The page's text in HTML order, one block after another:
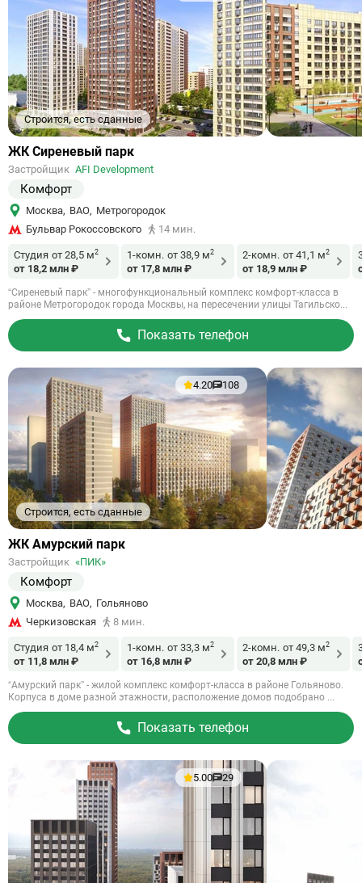
Строится, есть сданные
Ссылка
объект
ЖК Сиреневый парк
Застройщик AFI Development
Комфорт
Москва, ВАО, Метрогородок
Бульвар Рокоссовского
14 мин.
Студия от 28,5 м2
от 18,2 млн ₽
1-комн. от 38,9 м2
от 17,8 млн ₽
2-комн. от 41,1 м2
от 18,9 млн ₽
“Сиреневый парк” - многофункциональный комплекс комфорт-класса в
районе Метрогородок города Москвы, на пересечении улицы Тагильско...
Показать телефон
Строится, есть сданные
4.20 108
Ссылка
объект
ЖК Амурский парк
Застройщик «ПИК»
Комфорт
Москва, ВАО, Гольяново
Черкизовская
8 мин.
Студия от 18,4 м2
от 11,8 млн ₽
1-комн. от 33,3 м2
от 16,8 млн ₽
2-комн. от 49,3 м2
от 20,8 млн ₽
“Амурский парк” - жилой комплекс комфорт-класса в районе Гольяново.
Корпуса в доме разной этажности, расположение домов подобрано ...
Показать телефон
5.00 29